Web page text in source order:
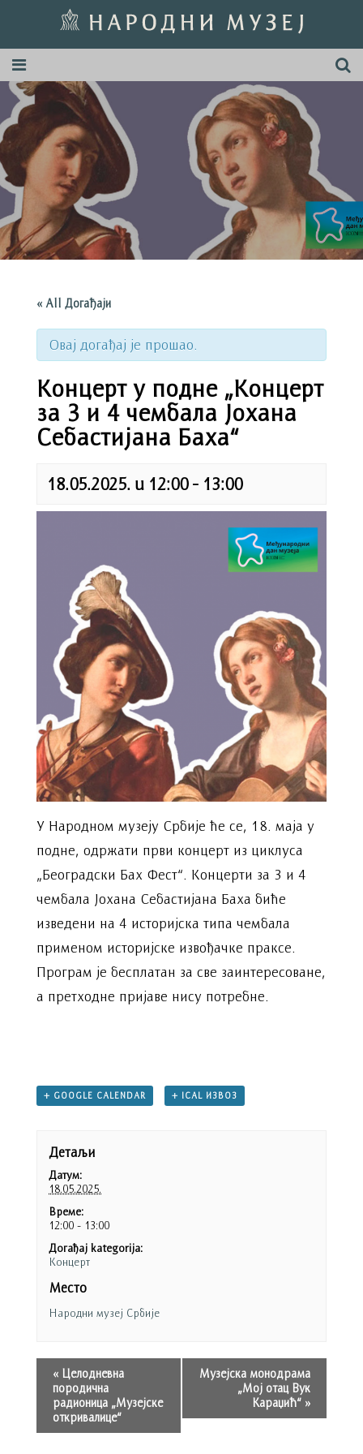
« All Догађаји
Овај догађај је прошао.
Концерт у подне „Концерт
за 3 и 4 чембала Јохана
Себастијана Баха“
18.05.2025. u 12:00- 13:00
У Народном музеју Србије ће се, 18. маја у
подне, одржати први концерт из циклуса
„Београдски Бах Фест“. Концерти за 3 и 4
чембала Јохана Себастијана Баха биће
изведени на 4 историјска типа чембала
применом историјске извођачке праксе.
Програм је бесплатан за све заинтересоване,
а претходне пријаве нису потребне.
+ GOOGLE CALENDAR + ICAL ИЗВОЗ
Детаљи
Датум:
18.05.2025.
Време:
12:00 - 13:00
Догађај kategorija:
Концерт
Место
Народни музеј Србије
«Целодневна
породична
радионица „Музејске
откривалице“
Музејска монодрама
„Мој отац Вук
Караџић“ »